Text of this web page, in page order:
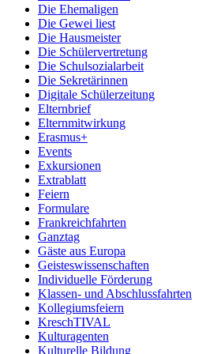
Die Ehemaligen
Die Gewei liest
Die Hausmeister
Die Schülervertretung
Die Schulsozialarbeit
Die Sekretärinnen
Digitale Schülerzeitung
Elternbrief
Elternmitwirkung
Erasmus+
Events
Exkursionen
Extrablatt
Feiern
Formulare
Frankreichfahrten
Ganztag
Gäste aus Europa
Geisteswissenschaften
Individuelle Förderung
Klassen- und Abschlussfahrten
Kollegiumsfeiern
KreschTIVAL
Kulturagenten
Kulturelle Bildung